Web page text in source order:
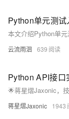
云流雨洄 639
Python API接口
蒋星熠Jaxonic 1943